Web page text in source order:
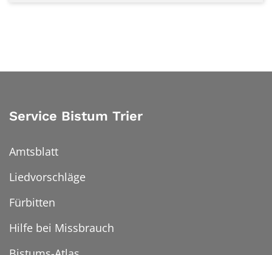
Service Bistum Trier
Amtsblatt
Liedvorschläge
Fürbitten
Hilfe bei Missbrauch